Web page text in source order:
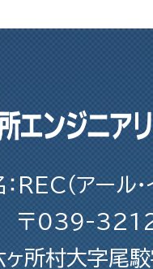
REC（アール・
〒039-
ヶ所村大字